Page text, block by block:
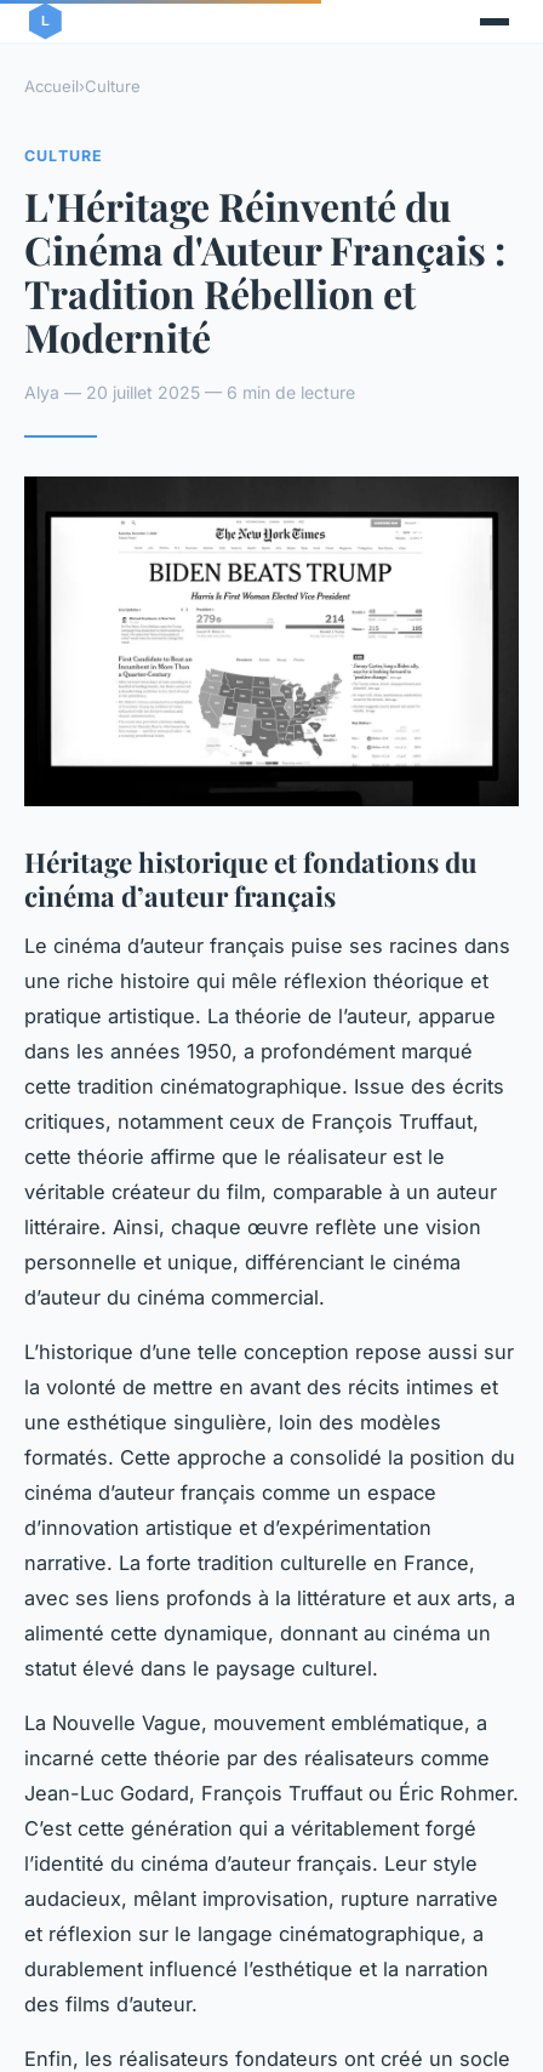
Accueil›Culture
CULTURE
L'Héritage Réinventé du
Cinéma d'Auteur Français :
Tradition Rébellion et
Modernité
Alya — 20 juillet 2025 — 6 min de lecture
Héritage historique et fondations du
cinéma d’auteur français
Le cinéma d’auteur français puise ses racines dans
une riche histoire qui mêle réflexion théorique et
pratique artistique. La théorie de l’auteur, apparue
dans les années 1950, a profondément marqué
cette tradition cinématographique. Issue des écrits
critiques, notamment ceux de François Truffaut,
cette théorie affirme que le réalisateur est le
véritable créateur du film, comparable à un auteur
littéraire. Ainsi, chaque œuvre reflète une vision
personnelle et unique, différenciant le cinéma
d’auteur du cinéma commercial.
L’historique d’une telle conception repose aussi sur
la volonté de mettre en avant des récits intimes et
une esthétique singulière, loin des modèles
formatés. Cette approche a consolidé la position du
cinéma d’auteur français comme un espace
d’innovation artistique et d’expérimentation
narrative. La forte tradition culturelle en France,
avec ses liens profonds à la littérature et aux arts, a
alimenté cette dynamique, donnant au cinéma un
statut élevé dans le paysage culturel.
La Nouvelle Vague, mouvement emblématique, a
incarné cette théorie par des réalisateurs comme
Jean-Luc Godard, François Truffaut ou Éric Rohmer.
C’est cette génération qui a véritablement forgé
l’identité du cinéma d’auteur français. Leur style
audacieux, mêlant improvisation, rupture narrative
et réflexion sur le langage cinématographique, a
durablement influencé l’esthétique et la narration
des films d’auteur.
Enfin, les réalisateurs fondateurs ont créé un socle